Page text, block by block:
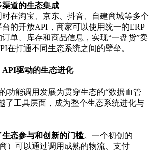
道的生态集成
在淘宝、京东、抖音、自建商城等多个
台的开放API ，商家可以使用统一的ERP
单、库存和商品信息，实现“一盘货”卖
在打通不同生态系统之间的壁垒。
API驱动的生态进化
功能调用发展为贯穿生态的“数据血管
了工具层面，成为整个生态系统进化与
态参与和创新的门槛。一个初创的
）可以通过调用成熟的物流、支付